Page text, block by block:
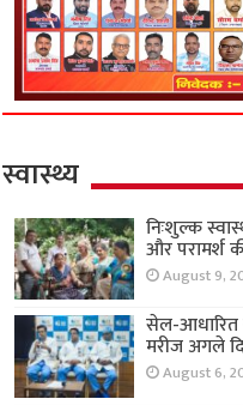
स्वास्थ्य
निःशुल्क
और परामर्श
August 9,
सेल-आधारित
मरीज अगले
August 6,